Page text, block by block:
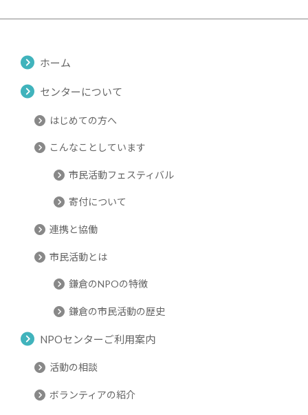
ホーム
センターについて
はじめての方へ
こんなことしています
市民活動フェスティバル
寄付について
連携と協働
市民活動とは
鎌倉のNPOの特徴
鎌倉の市民活動の歴史
NPOセンターご利用案内
活動の相談
ボランティアの紹介